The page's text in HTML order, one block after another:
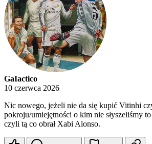
GaIactico
10 czerwca 2026
Nic nowego, jeżeli nie da się kupić Vitinhi
pokroju/umiejętności o kim nie słyszeliśmy
czyli tą co obrał Xabi Alonso.